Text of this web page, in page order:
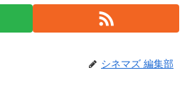
シネマズ 編集部